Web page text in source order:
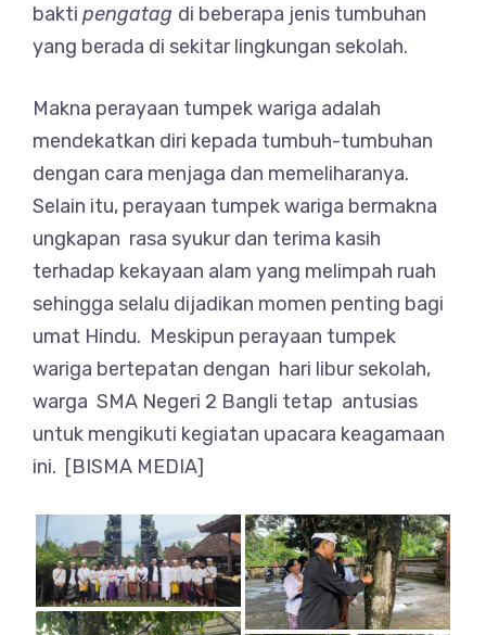
bakti pengatag di beberapa jenis tumbuhan
yang berada di sekitar lingkungan sekolah.
Makna perayaan tumpek wariga adalah
mendekatkan diri kepada tumbuh-tumbuhan
dengan cara menjaga dan memeliharanya.
Selain itu, perayaan tumpek wariga bermakna
ungkapan rasa syukur dan terima kasih
terhadap kekayaan alam yang melimpah ruah
sehingga selalu dijadikan momen penting bagi
umat Hindu. Meskipun perayaan tumpek
wariga bertepatan dengan hari libur sekolah,
warga SMA Negeri 2 Bangli tetap antusias
untuk mengikuti kegiatan upacara keagamaan
ini. [BISMA MEDIA]